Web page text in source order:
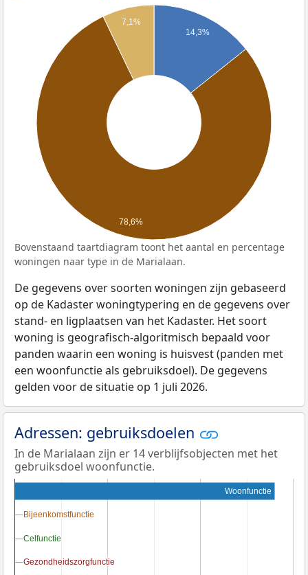
14,3%
7,1%
78,6%
Bovenstaand taartdiagram toont het aantal en percentage
woningen naar type in de Marialaan.
De gegevens over soorten woningen zijn gebaseerd
op de Kadaster woningtypering en de gegevens over
stand- en ligplaatsen van het Kadaster. Het soort
woning is geografisch-algoritmisch bepaald voor
panden waarin een woning is huisvest (panden met
een woonfunctie als gebruiksdoel). De gegevens
gelden voor de situatie op 1 juli 2026.
Adressen: gebruiksdoelen
In de Marialaan zijn er 14 verblijfsobjecten met het
gebruiksdoel woonfunctie.
Woonfunctie
Bijeenkomstfunctie
Bijeenkomstfunctie
Celfunctie
Celfunctie
Gezondheidszorgfunctie
Gezondheidszorgfunctie